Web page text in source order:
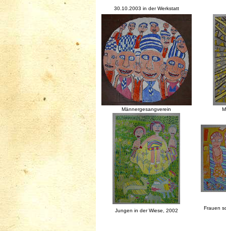
30.10.2003 in der Werkstatt
Männergesangverein
Jungen in der Wiese, 2002 Frauen